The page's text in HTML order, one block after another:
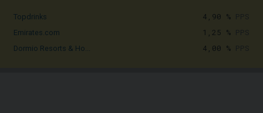
Topdrinks 4,90 %
Emirates.com 1,25 %
Dormio Resorts & Ho... 4,00 %